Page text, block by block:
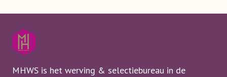
MHWS is het werving & selectiebureau in de